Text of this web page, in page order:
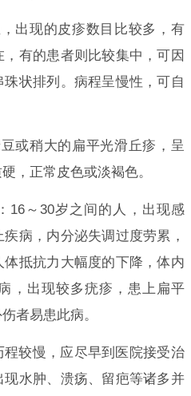
出现的皮疹数目比较多，有
有的患者则比较集中，可因
状排列。病程呈慢性，可自
或稍大的扁平光滑丘疹，呈
，正常皮色或淡褐色。
16～30岁之间的人，出现感
病，内分泌失调过度劳累，
抵抗力大幅度的下降，体内
，出现较多疣疹，患上扁平
者易患此病。
较慢，应尽早到医院接受治
水肿、溃疡、留疤等诸多并